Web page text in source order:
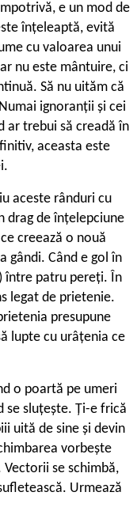
e un mod de
înțeleaptă, evită
cu valoarea unui
nu este mântuire, ci
Să nu uităm că
ignoranții și cei
ar trebui să creadă în
aceasta este
aceste rânduri cu
drag de înțelepciune
creează o nouă
gândi. Când e gol în
între patru pereți. În
legat de prietenie.
presupune
lupte cu urâțenia ce
o poartă pe umeri
se sluțește. Ți-e frică
uită de sine și devin
vorbește
se schimbă,
Urmează